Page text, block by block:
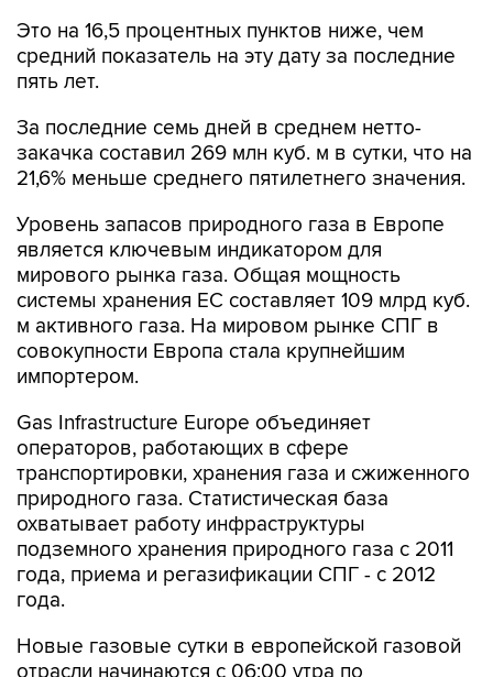
Это на 16,5 процентных пунктов ниже, чем
средний показатель на эту дату за последние
пять лет.
За последние семь дней в среднем нетто-
закачка составил 269 млн куб. м в сутки, что на
21,6% меньше среднего пятилетнего значения.
Уровень запасов природного газа в Европе
является ключевым индикатором для
мирового рынка газа. Общая мощность
системы хранения ЕС составляет 109 млрд куб.
м активного газа. На мировом рынке СПГ в
совокупности Европа стала крупнейшим
импортером.
Gas Infrastructure Europe объединяет
операторов, работающих в сфере
транспортировки, хранения газа и сжиженного
природного газа. Статистическая база
охватывает работу инфраструктуры
подземного хранения природного газа с 2011
года, приема и регазификации СПГ - с 2012
года.
Новые газовые сутки в европейской газовой